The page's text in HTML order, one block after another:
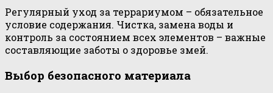
Регулярный уход за террариумом – обязательное
условие содержания. Чистка, замена воды и
контроль за состоянием всех элементов – важные
составляющие заботы о здоровье змей.
Выбор безопасного материала